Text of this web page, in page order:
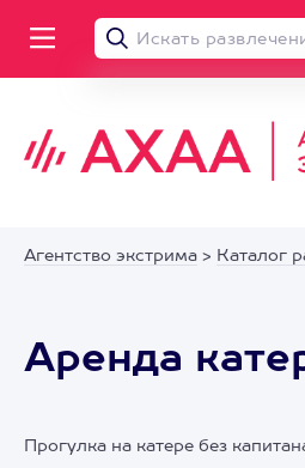
Агентство экстрима > Каталог
Аренда
Прогулка на катере без